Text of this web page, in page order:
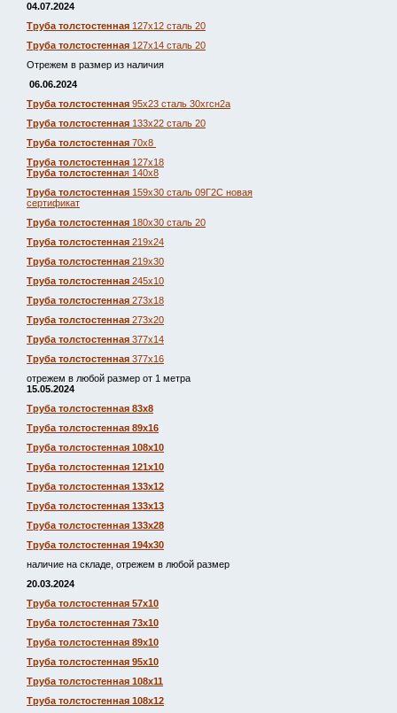
04.07.2024
Труба толстостенная 127х12 сталь 20
Труба толстостенная 127х14 сталь 20
Отрежем в размер из наличия
06.06.2024
Труба толстостенная 95х23 сталь 30хгсн2а
Труба толстостенная 133х22 сталь 20
Труба толстостенная 70х8
Труба толстостенная 127х18
Труба толстостенная 140х8
Труба толстостенная 159х30 сталь 09Г2С новая
сертификат
Труба толстостенная 180х30 сталь 20
Труба толстостенная 219х24
Труба толстостенная 219х30
Труба толстостенная 245х10
Труба толстостенная 273х18
Труба толстостенная 273х20
Труба толстостенная 377х14
Труба толстостенная 377х16
отрежем в любой размер от 1 метра
15.05.2024
Труба толстостенная 83х8
Труба толстостенная 89х16
Труба толстостенная 108х10
Труба толстостенная 121х10
Труба толстостенная 133х12
Труба толстостенная 133х13
Труба толстостенная 133х28
Труба толстостенная 194х30
наличие на складе, отрежем в любой размер
20.03.2024
Труба толстостенная 57х10
Труба толстостенная 73х10
Труба толстостенная 89х10
Труба толстостенная 95х10
Труба толстостенная 108х11
Труба толстостенная 108х12